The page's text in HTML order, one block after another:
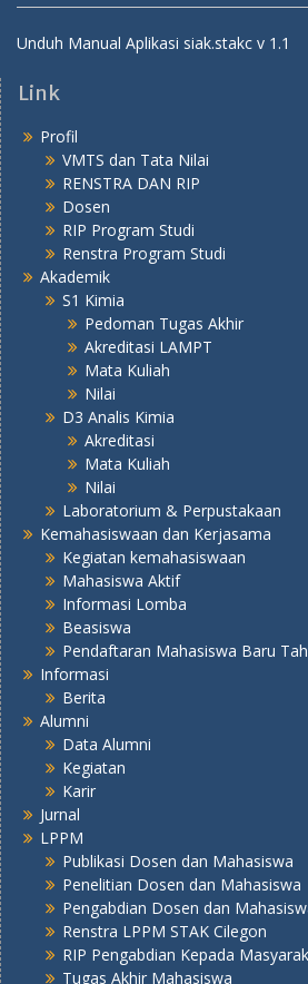
Unduh Manual Aplikasi siak.stakc v 1.1
Link
Profil
VMTS dan Tata Nilai
RENSTRA DAN RIP
Dosen
RIP Program Studi
Renstra Program Studi
Akademik
S1 Kimia
Pedoman Tugas Akhir
Akreditasi LAMPT
Mata Kuliah
Nilai
D3 Analis Kimia
Akreditasi
Mata Kuliah
Nilai
Laboratorium & Perpustakaan
Kemahasiswaan dan Kerjasama
Kegiatan kemahasiswaan
Mahasiswa Aktif
Informasi Lomba
Beasiswa
Pendaftaran Mahasiswa Baru
Informasi
Berita
Alumni
Data Alumni
Kegiatan
Karir
Jurnal
LPPM
Publikasi Dosen dan Mahasiswa
Penelitian Dosen dan Mahasiswa
Pengabdian Dosen dan
Renstra LPPM STAK Cilegon
RIP Pengabdian Kepada
Tugas Akhir Mahasiswa